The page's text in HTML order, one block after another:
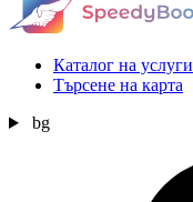
Каталог на услуги
Търсене на карта
bg